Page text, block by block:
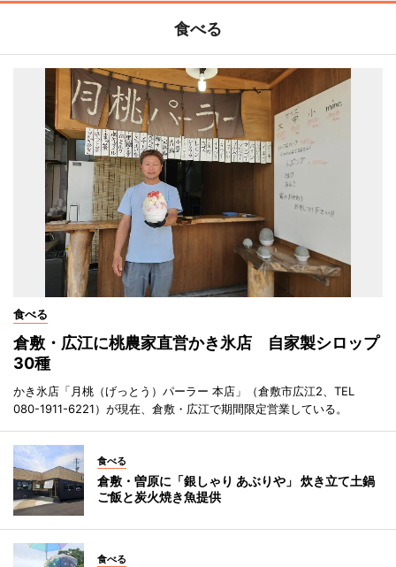
食べる
食べる
倉敷・広江に桃農家直営かき氷店 自家製シロップ
30種
かき氷店「月桃（げっとう）パーラー 本店」（倉敷市広江2、TEL
080-1911-6221）が現在、倉敷・広江で期間限定営業している。
食べる
倉敷・曽原に「銀しゃり あぶりや」 炊き立て土鍋
ご飯と炭火焼き魚提供
食べる